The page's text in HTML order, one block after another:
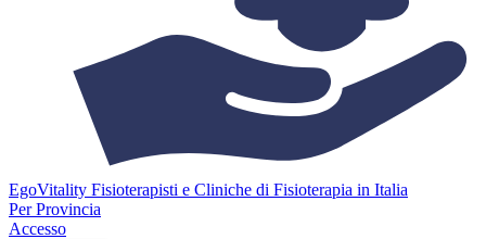
EgoVitality Fisioterapisti e Cliniche di Fisioterapia in Italia
Per Provincia
Accesso